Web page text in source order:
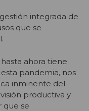
integrada de
que se
ahora tiene
pandemia, nos
inminente del
productiva y
que se